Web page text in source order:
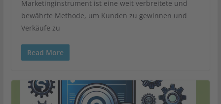
Marketinginstrument ist eine weit verbreitete und
bewährte Methode, um Kunden zu gewinnen und
Verkäufe zu
Read More